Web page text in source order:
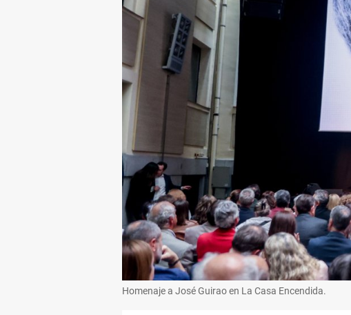
Homenaje a José Guirao en La Casa Encendida.